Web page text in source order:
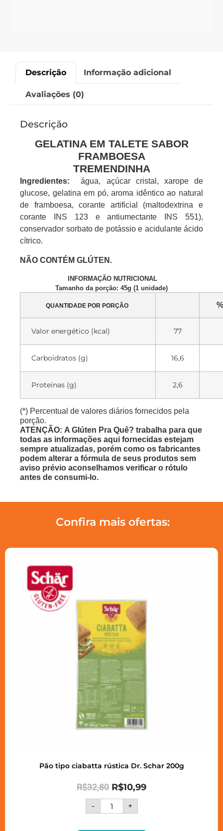
Descrição Informação adicional
Avaliações (0)
Descrição
GELATINA EM TALETE SABOR
FRAMBOESA
TREMENDINHA
Ingredientes:
água, açúcar cristal, xarope de
glucose, gelatina em pó, aroma idêntico ao natural
de framboesa, corante artificial (maltodextrina e
corante INS 123 e antiumectante INS 551),
conservador sorbato de potássio e acidulante ácido
cítrico.
NÃO CONTÉM GLÚTEN.
INFORMAÇÃO NUTRICIONAL
Tamanho da porção: 45g (1 unidade)
QUANTIDADE POR PORÇÃO
Valor energético (kcal) 77
Carboidratos (g) 16,6
Proteínas (g) 2,6
(*) Percentual de valores diários fornecidos pela
porção.
ATENÇÃO: A Glúten Pra Quê? trabalha para que
todas as informações aqui fornecidas estejam
sempre atualizadas, porém como os fabricantes
podem alterar a fórmula de seus produtos sem
aviso prévio aconselhamos verificar o rótulo
antes de consumi-lo.
Confira mais ofertas:
Pão tipo ciabatta rústica Dr. Schar 200g
R$32,80 R$10,99
- +